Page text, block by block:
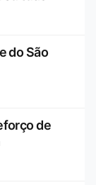
do São
de